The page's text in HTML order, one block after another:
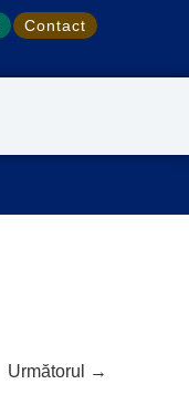
Contact
Următorul →